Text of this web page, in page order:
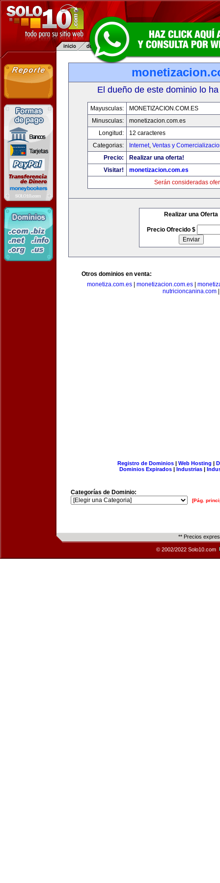
El dueño de este dominio lo
Mayusculas:
MONETIZACION.COM.ES
Minusculas:
monetizacion.com.es
Longitud:
12 caracteres
Categorias:
Internet, Ventas y
Precio:
Realizar una oferta!
Visitar!
monetizacion.com.es
Serán consideradas
Realizar una Oferta
Precio Ofrecido $
Otros dominios en venta:
monetiza.com.es| monetizacion.com.es|
nutricioncanina.com
Registro de Dominios| Web Hosting |
Dominios Expirados | Industrias |
Categorías de Dominio:
[Pág.
** Precios
© 2002/2022 Solo10.com